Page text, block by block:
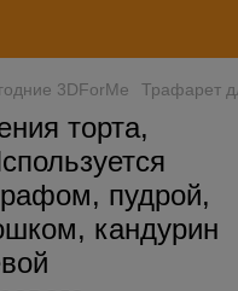
3DForMe Трафарет
торта,
пудрой,
кандурин